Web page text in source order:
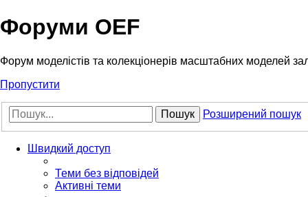
Форуми OEF
Форум моделістів та колекціонерів масштабних моделей
Пропустити
Пошук Розширений пошук
Швидкий доступ
Теми без відповідей
Активні теми